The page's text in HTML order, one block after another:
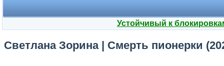
Устойчивый к
Светлана Зорина | Смерть пионерки